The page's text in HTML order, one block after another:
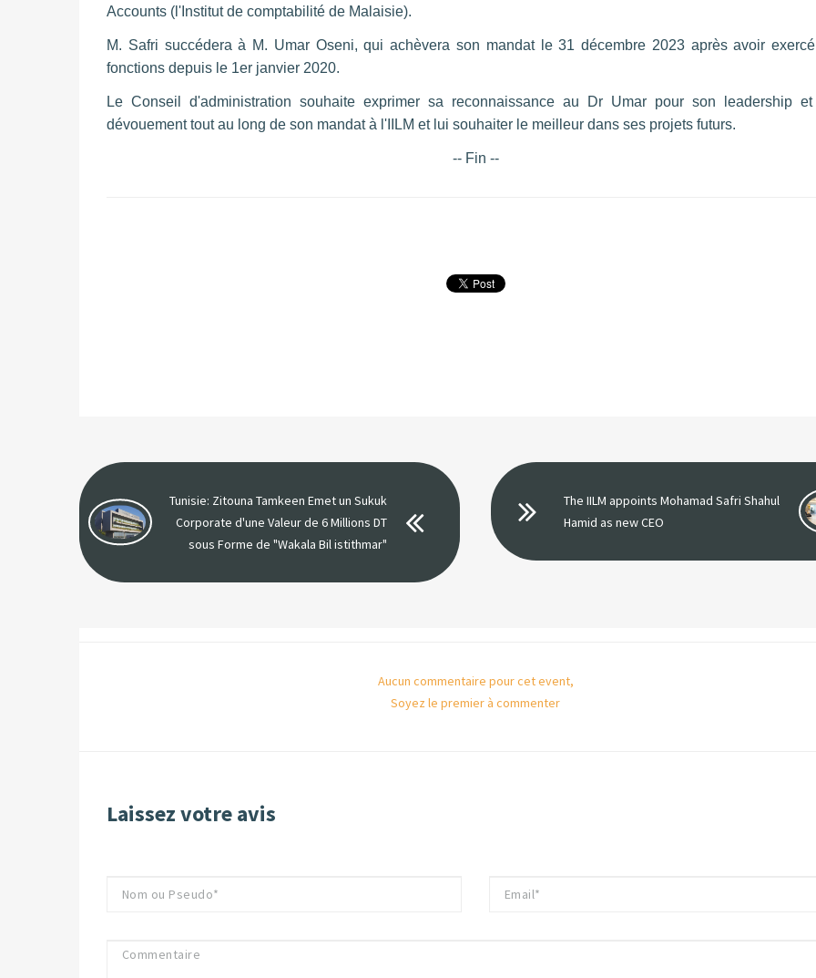
Accounts (l'Institut de comptabilité de Malaisie).
M. Safri succédera à M. Umar Oseni, qui achèvera son mandat le 31 décembre 2023 après avoir
fonctions depuis le 1er janvier 2020.
Le Conseil d'administration souhaite exprimer sa reconnaissance au Dr Umar pour son leadership
dévouement tout au long de son mandat à l'IILM et lui souhaiter le meilleur dans ses projets futurs.
-- Fin --
Tunisie: Zitouna Tamkeen Emet un Sukuk
Corporate d'une Valeur de 6 Millions DT
sous Forme de "Wakala Bil istithmar"
The IILM appoints Mohamad Safri Shahul
Hamid as new CEO
Aucun commentaire pour cet event,
Soyez le premier à commenter
Laissez votre avis